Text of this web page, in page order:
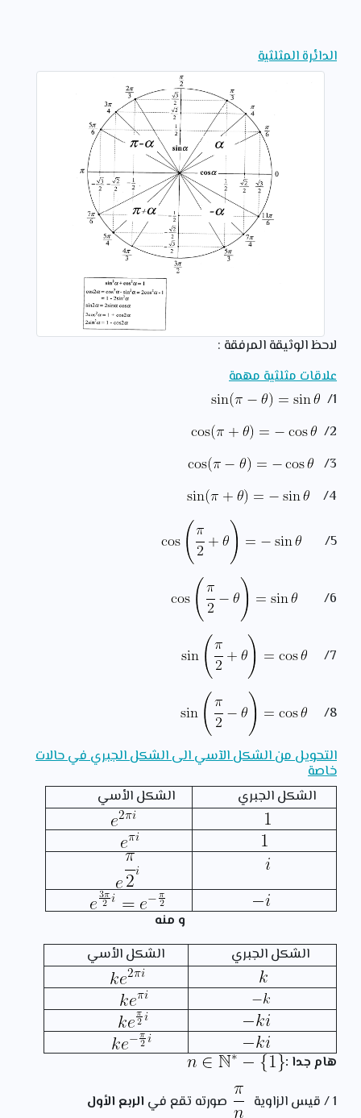
الدائرة المثلثية
لاحظ الوثيقة المرفقة :
علاقات مثلثية مهمة
1/
2/
3/
4/
5/
6/
7/
8/
التحويل من الشكل الآسي الى الشكل الجبري في حالات
خاصة
الشكل الجبري
الشكل الأسي
و منه
الشكل الجبري
الشكل الأسي
هام جدا :
1 / قيس الزاوية
صورته تقع في الربع الأول